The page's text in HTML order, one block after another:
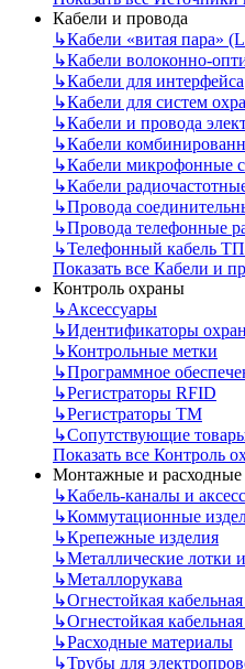
Кабели и провода
↳Кабели «витая пара»
↳Кабели волоконно-
↳Кабели для интерфейса
↳Кабели для систем
↳Кабели и провода
↳Кабели
↳Кабели микрофонные
↳Кабели
↳Провода
↳Провода телефонные
↳Телефонный кабель
Показать все Кабели и
Контроль охраны
↳Аксессуары
↳Идентификаторы
↳Контрольные метки
↳Программное
↳Регистраторы RFID
↳Регистраторы ТМ
↳Сопутствующие
Показать все Контроль
Монтажные и расходные
↳Кабель-каналы и
↳Коммутационные
↳Крепежные изделия
↳Металлические лотки
↳Металлорукава
↳Огнестойкая
↳Огнестойкая
↳Расходные материалы
↳Трубы для